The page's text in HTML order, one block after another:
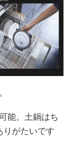
能。土鍋はち
りがたいです